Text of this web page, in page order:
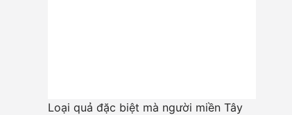
Loại quả đặc biệt mà người miền Tây